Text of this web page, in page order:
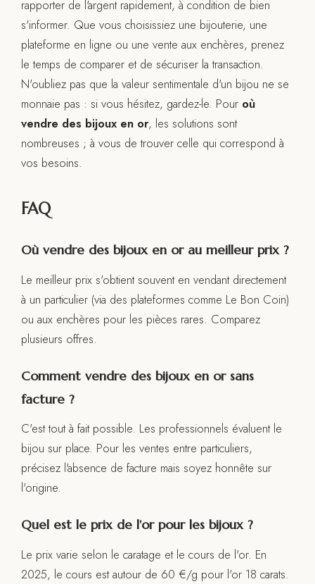
rapporter de l'argent rapidement, à condition de bien
s'informer. Que vous choisissiez une bijouterie, une
plateforme en ligne ou une vente aux enchères, prenez
le temps de comparer et de sécuriser la transaction.
N'oubliez pas que la valeur sentimentale d'un bijou ne se
monnaie pas : si vous hésitez, gardez-le. Pour où
vendre des bijoux en or, les solutions sont
nombreuses ; à vous de trouver celle qui correspond à
vos besoins.
FAQ
Où vendre des bijoux en or au meilleur prix ?
Le meilleur prix s'obtient souvent en vendant directement
à un particulier (via des plateformes comme Le Bon Coin)
ou aux enchères pour les pièces rares. Comparez
plusieurs offres.
Comment vendre des bijoux en or sans
facture ?
C'est tout à fait possible. Les professionnels évaluent le
bijou sur place. Pour les ventes entre particuliers,
précisez l'absence de facture mais soyez honnête sur
l'origine.
Quel est le prix de l'or pour les bijoux ?
Le prix varie selon le caratage et le cours de l'or. En
2025, le cours est autour de 60 €/g pour l'or 18 carats.